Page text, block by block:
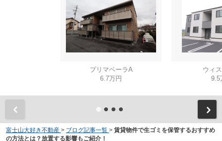
プリマベーラA
6.7万円
ウィ
9.5
富士山大好き不動産 > ブログ記事一覧 > 賃貸物件で生ゴミを保管するおすすめ
の方法とは？放置する影響もご紹介！